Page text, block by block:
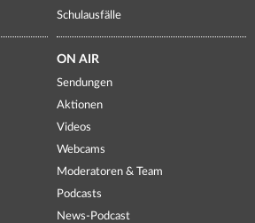
Schulausfälle
ON AIR
Sendungen
Aktionen
Videos
Webcams
Moderatoren & Team
Podcasts
News-Podcast